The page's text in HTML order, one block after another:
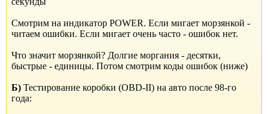
Смотрим на индикатор POWER. Если мигает морзянкой -
читаем ошибки. Если мигает очень часто - ошибок нет.
Что значит морзянкой? Долгие моргания - десятки,
быстрые - единицы. Потом смотрим коды ошибок (ниже)
Б) Тестирование коробки (OBD-II) на авто после 98-го
года: